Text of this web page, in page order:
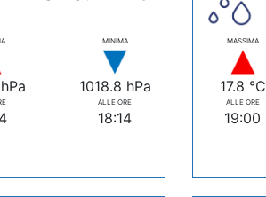
MINIMA
1018.8 hPa
ALLE ORE
18:14
MASSIMA
17.8 °C
ALLE ORE
19:00